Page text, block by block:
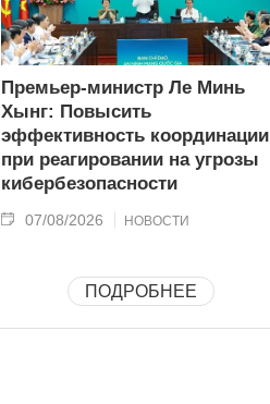
Премьер-министр Ле Минь
Хынг: Повысить
эффективность координации
при реагировании на угрозы
кибербезопасности
07/08/2026 НОВОСТИ
ПОДРОБНЕЕ